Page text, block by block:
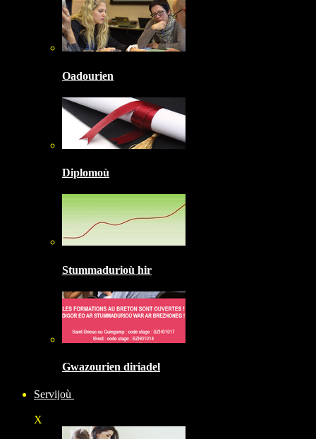
Oadourien
Diplomoù
Stummadurioù hir
Gwazourien diriadel
Servijoù
X